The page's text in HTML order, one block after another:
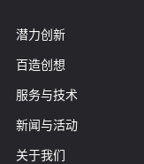
潜力创新
百造创想
服务与技术
新闻与活动
关于我们